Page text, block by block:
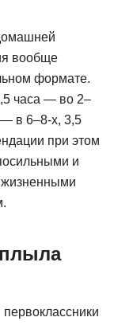
вообще
формате.
часа — во 2–
— в 6–8-х, 3,5
при этом
и